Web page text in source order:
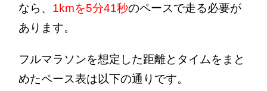
なら、 1kmを5分41秒のペースで走る必要が
あります。
フルマラソンを想定した距離とタイムをまと
めたペース表は以下の通りです。